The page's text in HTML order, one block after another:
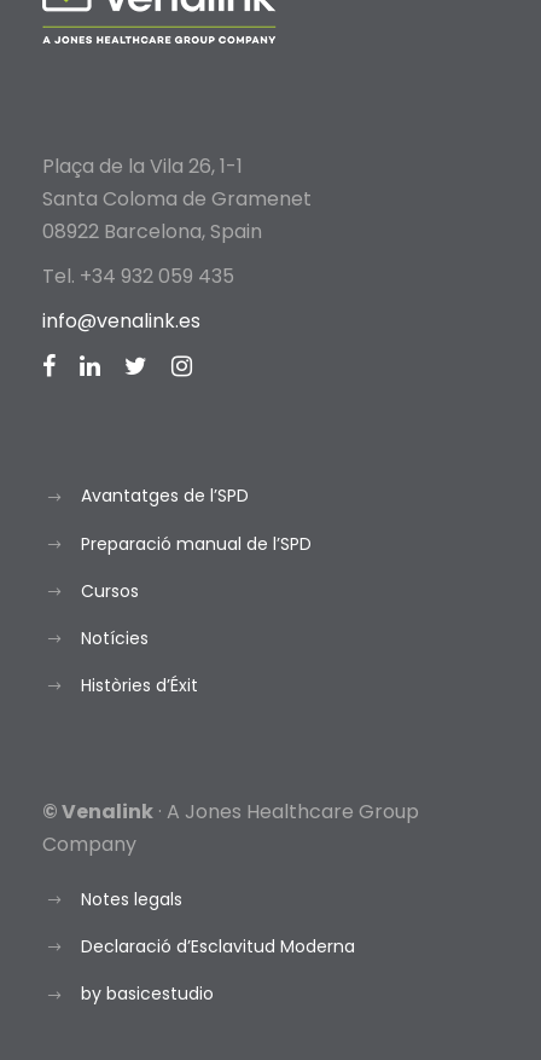
Plaça de la Vila 26, 1-1
Santa Coloma de Gramenet
08922 Barcelona, Spain
Tel. +34 932 059 435
info@venalink.es
Avantatges de l’SPD
Preparació manual de l’SPD
Cursos
Notícies
Històries d’Éxit
© Venalink · A Jones Healthcare Group
Company
Notes legals
Declaració d’Esclavitud Moderna
by basicestudio